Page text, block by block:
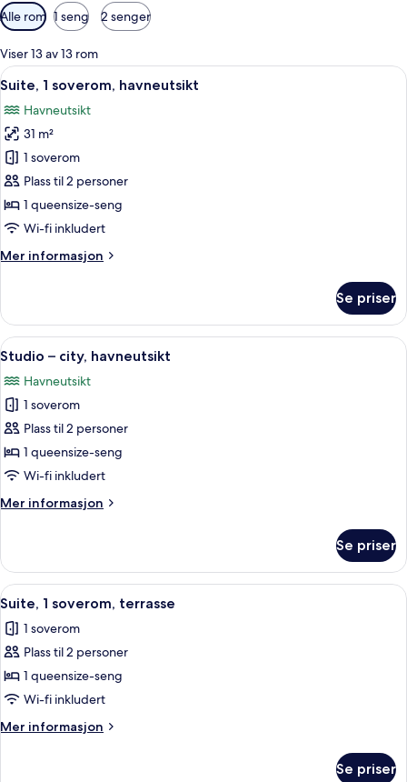
Tilgjengelige
filtre
for
rom
Alle rom 1 seng 2 senger
Viser 13 av 13 rom
Åpne
alle
bildene
av
Suite,
1
soverom,
havneutsikt
Skrivebord for bærbar PC,
11
Suite, 1 soverom, havneutsikt
Havneutsikt
31 m²
1 soverom
Plass til 2 personer
1 queensize-seng
Wi-fi inkludert
Mer informasjon
Mer
1
soverom,
havneutsikt
Se priser
Åpne
alle
bildene
av
Studio
–
city,
Studio – city, havneutsikt |
11
Studio – city, havneutsikt
Havneutsikt
1 soverom
Plass til 2 personer
1 queensize-seng
Wi-fi inkludert
Mer informasjon
Mer
–
city,
havneutsikt
Se priser
Åpne
alle
bildene
av
Suite,
1
soverom,
terrasse
Skrivebord for bærbar PC,
10
Suite, 1 soverom, terrasse
1 soverom
Plass til 2 personer
1 queensize-seng
Wi-fi inkludert
Mer informasjon
Mer
Se priser